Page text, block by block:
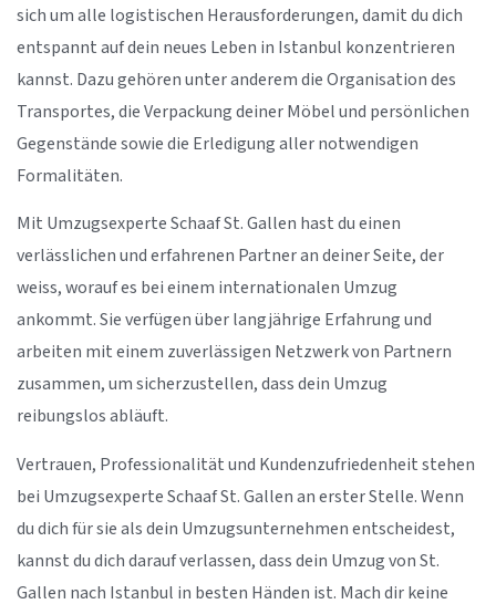
sich um alle logistischen Herausforderungen, damit du dich
entspannt auf dein neues Leben in Istanbul konzentrieren
kannst. Dazu gehören unter anderem die Organisation des
Transportes, die Verpackung deiner Möbel und persönlichen
Gegenstände sowie die Erledigung aller notwendigen
Formalitäten.
Mit Umzugsexperte Schaaf St. Gallen hast du einen
verlässlichen und erfahrenen Partner an deiner Seite, der
weiss, worauf es bei einem internationalen Umzug
ankommt. Sie verfügen über langjährige Erfahrung und
arbeiten mit einem zuverlässigen Netzwerk von Partnern
zusammen, um sicherzustellen, dass dein Umzug
reibungslos abläuft.
Vertrauen, Professionalität und Kundenzufriedenheit stehen
bei Umzugsexperte Schaaf St. Gallen an erster Stelle. Wenn
du dich für sie als dein Umzugsunternehmen entscheidest,
kannst du dich darauf verlassen, dass dein Umzug von St.
Gallen nach Istanbul in besten Händen ist. Mach dir keine